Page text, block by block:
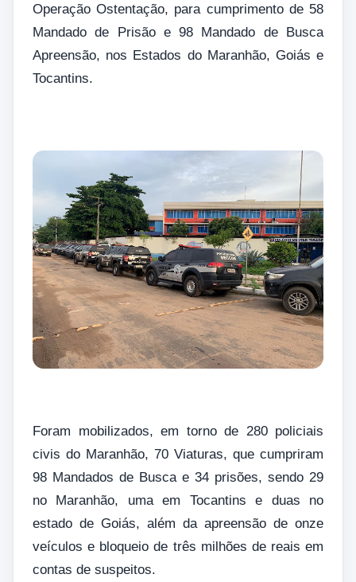
Operação Ostentação, para cumprimento de 58
Mandado de Prisão e 98 Mandado de Busca
Apreensão, nos Estados do Maranhão, Goiás e
Tocantins.
Foram mobilizados, em torno de 280 policiais
civis do Maranhão, 70 Viaturas, que cumpriram
98 Mandados de Busca e 34 prisões, sendo 29
no Maranhão, uma em Tocantins e duas no
estado de Goiás, além da apreensão de onze
veículos e bloqueio de três milhões de reais em
contas de suspeitos.